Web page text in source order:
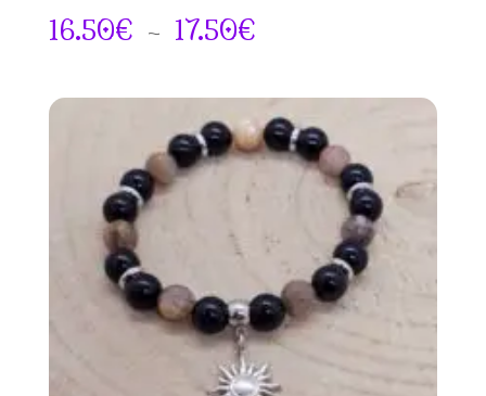
16.50€ – 17.50€Plage
prix :
16.50€
17.50€